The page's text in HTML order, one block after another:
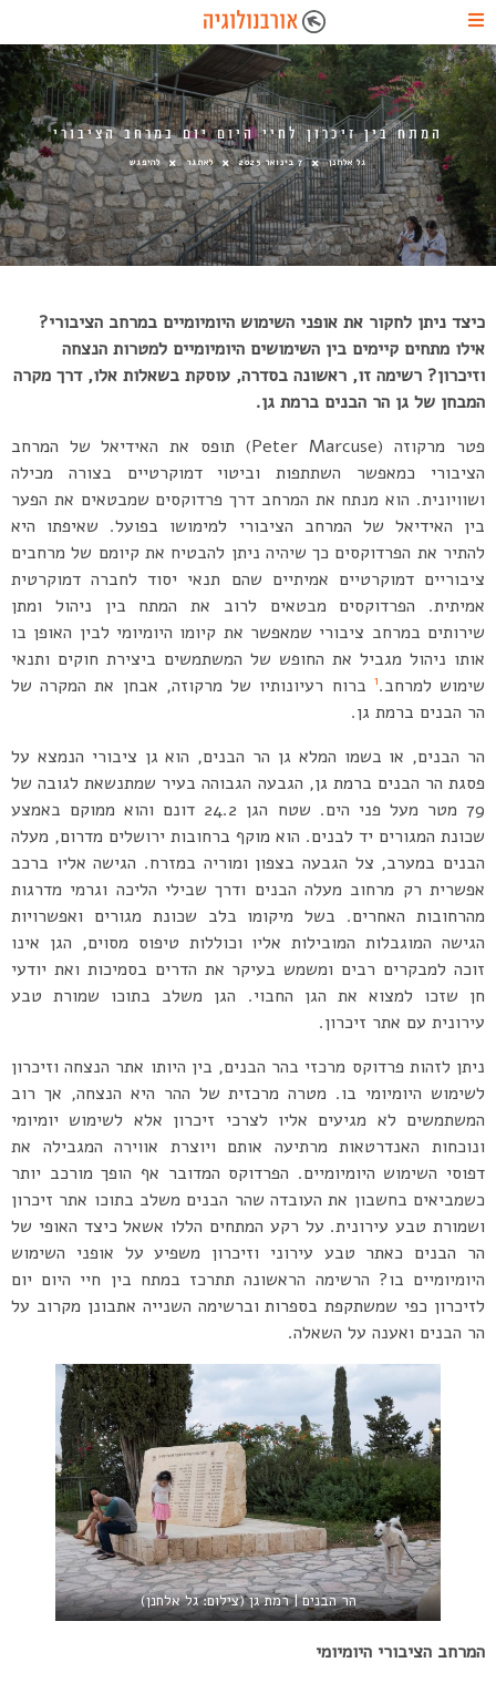
המתח בין זיכרון לחיי היום יום במרחב הציבורי
גל אלחנן 7 בינואר 2025 לאתגר להיפגש
כיצד ניתן לחקור את אופני השימוש היומיומיים במרחב הציבורי?
אילו מתחים קיימים בין השימושים היומיומיים למטרות הנצחה
וזיכרון? רשימה זו, ראשונה בסדרה, עוסקת בשאלות אלו, דרך מקרה
המבחן של גן הר הבנים ברמת גן.
פטר מרקוזה (Peter Marcuse) תופס את האידיאל של המרחב
הציבורי כמאפשר השתתפות וביטוי דמוקרטיים בצורה מכילה
ושוויונית. הוא מנתח את המרחב דרך פרדוקסים שמבטאים את הפער
בין האידיאל של המרחב הציבורי למימושו בפועל. שאיפתו היא
להתיר את הפרדוקסים כך שיהיה ניתן להבטיח את קיומם של מרחבים
ציבוריים דמוקרטיים אמיתיים שהם תנאי יסוד לחברה דמוקרטית
אמיתית. הפרדוקסים מבטאים לרוב את המתח בין ניהול ומתן
שירותים במרחב ציבורי שמאפשר את קיומו היומיומי לבין האופן בו
אותו ניהול מגביל את החופש של המשתמשים ביצירת חוקים ותנאי
שימוש למרחב.1 ברוח רעיונותיו של מרקוזה, אבחן את המקרה של
הר הבנים ברמת גן.
הר הבנים, או בשמו המלא גן הר הבנים, הוא גן ציבורי הנמצא על
פסגת הר הבנים ברמת גן, הגבעה הגבוהה בעיר שמתנשאת לגובה של
79 מטר מעל פני הים. שטח הגן 24.2 דונם והוא ממוקם באמצע
שכונת המגורים יד לבנים. הוא מוקף ברחובות ירושלים מדרום, מעלה
הבנים במערב, צל הגבעה בצפון ומוריה במזרח. הגישה אליו ברכב
אפשרית רק מרחוב מעלה הבנים ודרך שבילי הליכה וגרמי מדרגות
מהרחובות האחרים. בשל מיקומו בלב שכונת מגורים ואפשרויות
הגישה המוגבלות המובילות אליו וכוללות טיפוס מסוים, הגן אינו
זוכה למבקרים רבים ומשמש בעיקר את הדרים בסמיכות ואת יודעי
חן שזכו למצוא את הגן החבוי. הגן משלב בתוכו שמורת טבע
עירונית עם אתר זיכרון.
ניתן לזהות פרדוקס מרכזי בהר הבנים, בין היותו אתר הנצחה וזיכרון
לשימוש היומיומי בו. מטרה מרכזית של ההר היא הנצחה, אך רוב
המשתמשים לא מגיעים אליו לצרכי זיכרון אלא לשימוש יומיומי
ונוכחות האנדרטאות מרתיעה אותם ויוצרת אווירה המגבילה את
דפוסי השימוש היומיומיים. הפרדוקס המדובר אף הופך מורכב יותר
כשמביאים בחשבון את העובדה שהר הבנים משלב בתוכו אתר זיכרון
ושמורת טבע עירונית. על רקע המתחים הללו אשאל כיצד האופי של
הר הבנים כאתר טבע עירוני וזיכרון משפיע על אופני השימוש
היומיומיים בו? הרשימה הראשונה תתרכז במתח בין חיי היום יום
לזיכרון כפי שמשתקפת בספרות וברשימה השנייה אתבונן מקרוב על
הר הבנים ואענה על השאלה.
הר הבנים | רמת גן (צילום: גל אלחנן)
המרחב הציבורי היומיומי